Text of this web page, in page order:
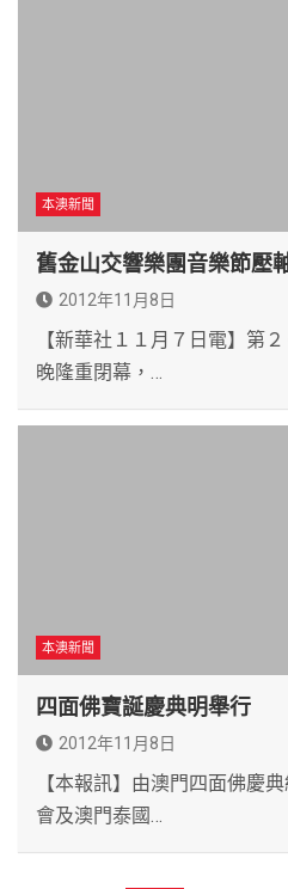
本澳新聞
舊金山交響樂團音樂節壓
2012年11月8日
【新華社１１月７日電】第
晚隆重閉幕，…
本澳新聞
四面佛寶誕慶典明舉行
2012年11月8日
【本報訊】由澳門四面佛慶
會及澳門泰國…